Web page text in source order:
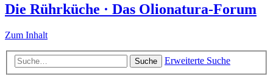
Die Rührküche · Das Olionatura-Forum
Zum Inhalt
Suche Erweiterte Suche